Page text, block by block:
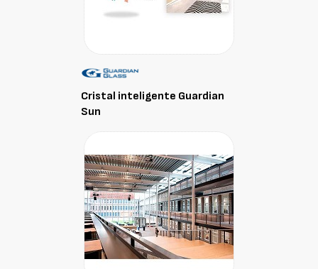
Cristal inteligente Guardian
Sun